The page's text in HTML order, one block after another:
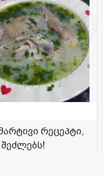
რეცეპტი,